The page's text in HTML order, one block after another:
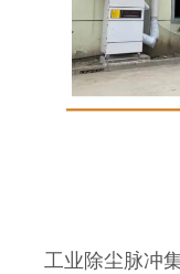
工业除尘脉冲